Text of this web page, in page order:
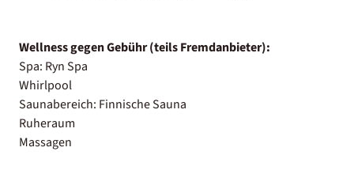
Wellness gegen Gebühr (teils Fremdanbieter):
Spa: Ryn Spa
Whirlpool
Saunabereich: Finnische Sauna
Ruheraum
Massagen